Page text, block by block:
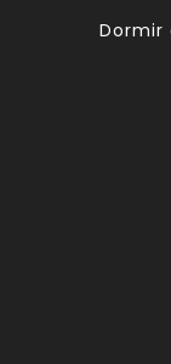
Dormir